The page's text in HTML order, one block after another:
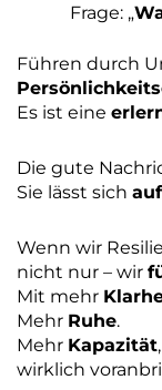
Frage: „
Führen durch
Es ist eine
Die gute
Sie lässt sich
Wenn wir
nicht nur – wir
Mit mehr
Mehr Ruhe.
Mehr Kapazität
wirklich